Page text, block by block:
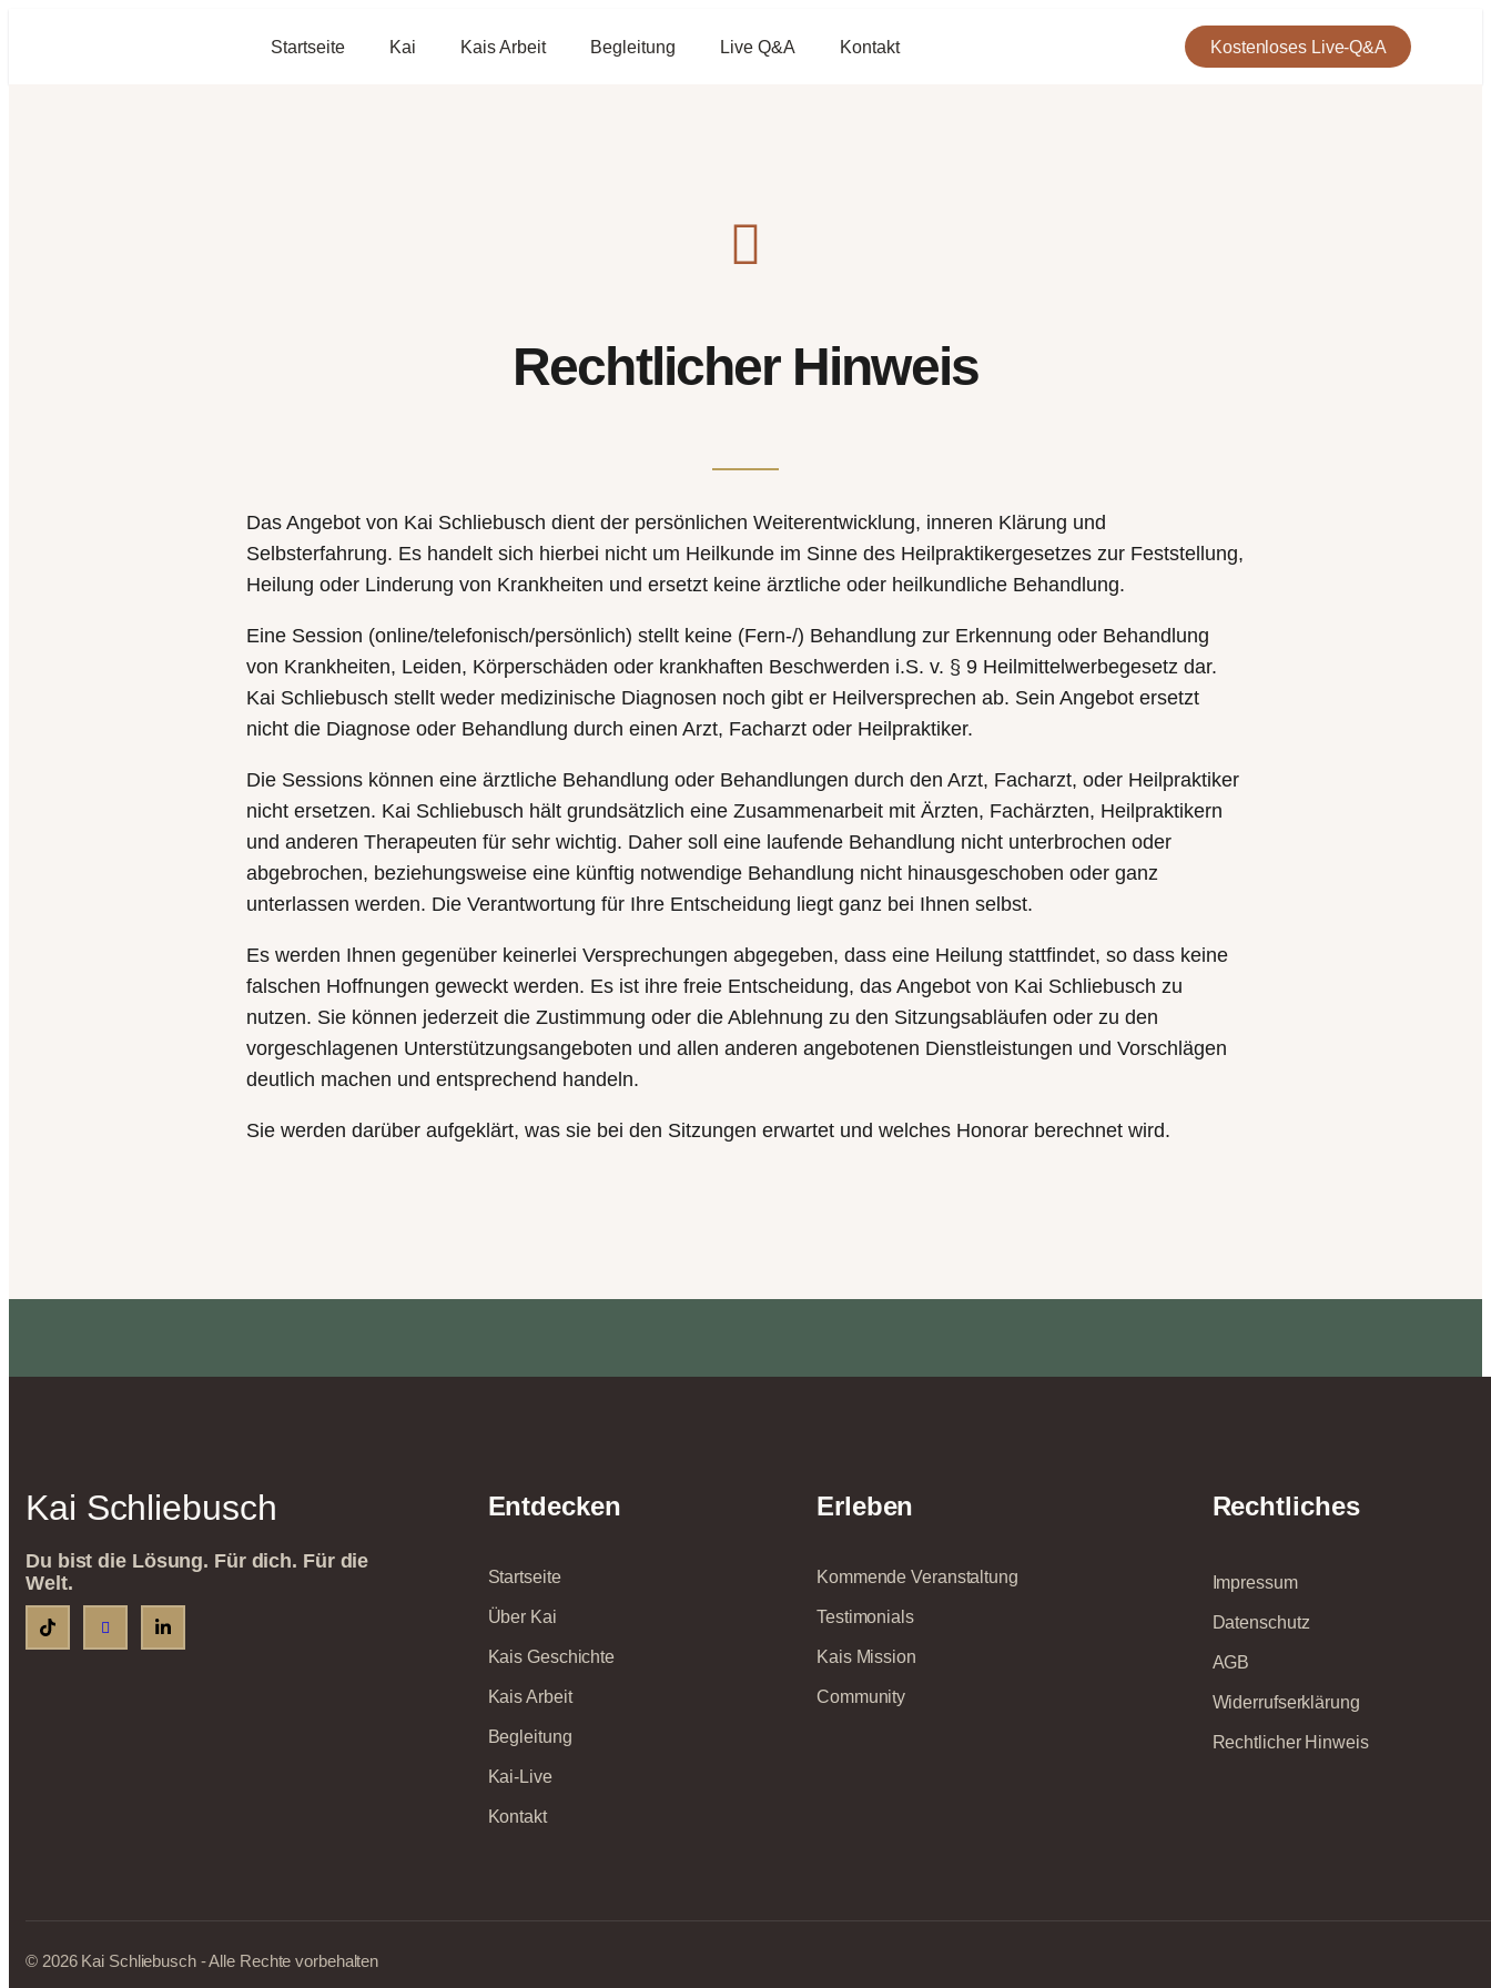
Startseite Kai Kais Arbeit Begleitung Live Q&A Kontakt Kostenloses Live-Q&A
Rechtlicher Hinweis
Das Angebot von Kai Schliebusch dient der persönlichen Weiterentwicklung, inneren Klärung und
Selbsterfahrung. Es handelt sich hierbei nicht um Heilkunde im Sinne des Heilpraktikergesetzes zur Feststellung,
Heilung oder Linderung von Krankheiten und ersetzt keine ärztliche oder heilkundliche Behandlung.
Eine Session (online/telefonisch/persönlich) stellt keine (Fern-/) Behandlung zur Erkennung oder Behandlung
von Krankheiten, Leiden, Körperschäden oder krankhaften Beschwerden i.S. v. § 9 Heilmittelwerbegesetz dar.
Kai Schliebusch stellt weder medizinische Diagnosen noch gibt er Heilversprechen ab. Sein Angebot ersetzt
nicht die Diagnose oder Behandlung durch einen Arzt, Facharzt oder Heilpraktiker.
Die Sessions können eine ärztliche Behandlung oder Behandlungen durch den Arzt, Facharzt, oder Heilpraktiker
nicht ersetzen. Kai Schliebusch hält grundsätzlich eine Zusammenarbeit mit Ärzten, Fachärzten, Heilpraktikern
und anderen Therapeuten für sehr wichtig. Daher soll eine laufende Behandlung nicht unterbrochen oder
abgebrochen, beziehungsweise eine künftig notwendige Behandlung nicht hinausgeschoben oder ganz
unterlassen werden. Die Verantwortung für Ihre Entscheidung liegt ganz bei Ihnen selbst.
Es werden Ihnen gegenüber keinerlei Versprechungen abgegeben, dass eine Heilung stattfindet, so dass keine
falschen Hoffnungen geweckt werden. Es ist ihre freie Entscheidung, das Angebot von Kai Schliebusch zu
nutzen. Sie können jederzeit die Zustimmung oder die Ablehnung zu den Sitzungsabläufen oder zu den
vorgeschlagenen Unterstützungsangeboten und allen anderen angebotenen Dienstleistungen und Vorschlägen
deutlich machen und entsprechend handeln.
Sie werden darüber aufgeklärt, was sie bei den Sitzungen erwartet und welches Honorar berechnet wird.
Kai Schliebusch
Du bist die Lösung. Für dich. Für die
Welt.
Entdecken
Startseite
Über Kai
Kais Geschichte
Kais Arbeit
Begleitung
Kai-Live
Kontakt
Erleben
Kommende Veranstaltung
Testimonials
Kais Mission
Community
Rechtliches
Impressum
Datenschutz
AGB
Widerrufserklärung
Rechtlicher Hinweis
© 2026 Kai Schliebusch - Alle Rechte vorbehalten